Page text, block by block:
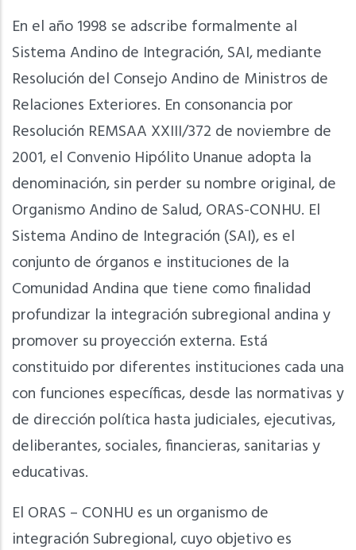
En el año 1998 se adscribe formalmente al
Sistema Andino de Integración, SAI, mediante
Resolución del Consejo Andino de Ministros de
Relaciones Exteriores. En consonancia por
Resolución REMSAA XXIII/372 de noviembre de
2001, el Convenio Hipólito Unanue adopta la
denominación, sin perder su nombre original, de
Organismo Andino de Salud, ORAS-CONHU. El
Sistema Andino de Integración (SAI), es el
conjunto de órganos e instituciones de la
Comunidad Andina que tiene como finalidad
profundizar la integración subregional andina y
promover su proyección externa. Está
constituido por diferentes instituciones cada una
con funciones específicas, desde las normativas y
de dirección política hasta judiciales, ejecutivas,
deliberantes, sociales, financieras, sanitarias y
educativas.
El ORAS – CONHU es un organismo de
integración Subregional, cuyo objetivo es